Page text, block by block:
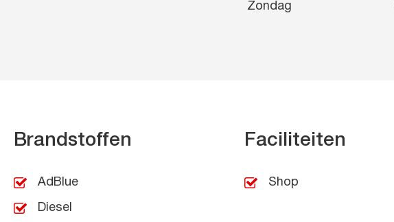
Zondag
Brandstoffen
AdBlue
Diesel
Faciliteiten
Shop